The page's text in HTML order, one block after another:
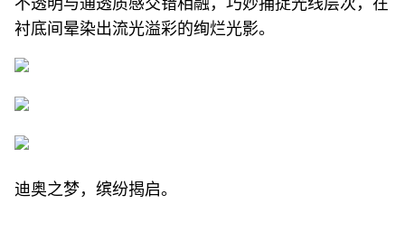
衬底间晕染出流光溢彩的绚烂光影。
迪奥之梦，缤纷揭启。